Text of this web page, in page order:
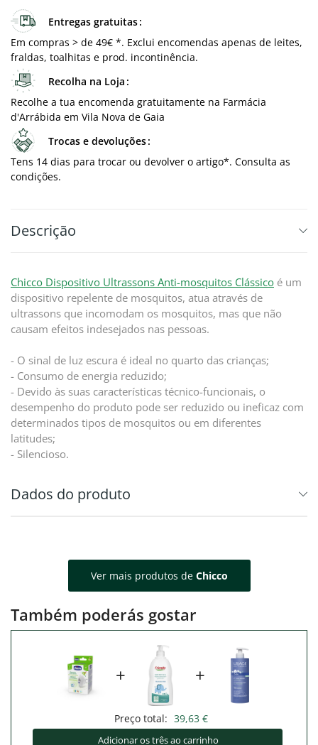
Entregas gratuitas
Em compras > de 49€ *. Exclui encomendas apenas de leites,
fraldas, toalhitas e prod. incontinência.
Recolha na Loja
Recolhe a tua encomenda gratuitamente na Farmácia
d'Arrábida em Vila Nova de Gaia
Trocas e devoluções
Tens 14 dias para trocar ou devolver o artigo*. Consulta as
condições.
Descrição
Chicco Dispositivo Ultrassons Anti-mosquitos Clássico é um
dispositivo repelente de mosquitos, atua através de
ultrassons que incomodam os mosquitos, mas que não
causam efeitos indesejados nas pessoas.
- O sinal de luz escura é ideal no quarto das crianças;
- Consumo de energia reduzido;
- Devido às suas características técnico-funcionais, o
desempenho do produto pode ser reduzido ou ineficaz com
determinados tipos de mosquitos ou em diferentes
latitudes;
- Silencioso.
Dados do produto
Ver mais produtos de Chicco
Também poderás gostar
+ +
Preço total: 39,63 €
Adicionar os três ao carrinho